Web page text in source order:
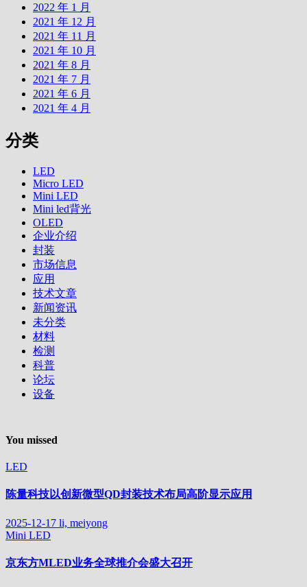
2022 年 1 月
2021 年 12 月
2021 年 11 月
2021 年 10 月
2021 年 8 月
2021 年 7 月
2021 年 6 月
2021 年 4 月
分类
LED
Micro LED
Mini LED
Mini led背光
OLED
企业介绍
封装
市场信息
应用
技术文章
新闻资讯
未分类
材料
检测
科普
论坛
设备
You missed
LED
陈量科技以创新微型QD封装技术布局高阶显示应用
2025-12-17 li, meiyong
Mini LED
京东方MLED业务全球推介会盛大召开